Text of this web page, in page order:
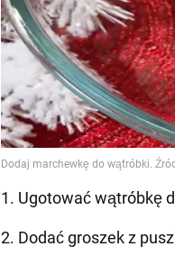
1. Ugotować wątróbkę
2. Dodać groszek z